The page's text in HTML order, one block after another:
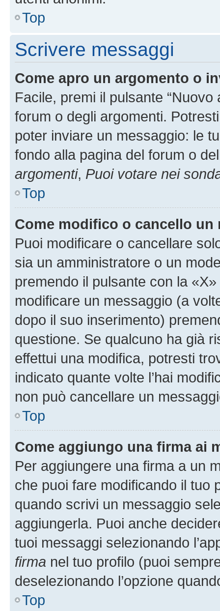
Top
Scrivere messaggi
Come apro un argomento o
Facile, premi il pulsante
forum o degli argomenti.
poter inviare un messaggio: le
fondo alla pagina del forum o
argomenti, Puoi votare nei
Top
Come modifico o cancello un
Puoi modificare o cancellare
sia un amministratore o un
premendo il pulsante con la
modificare un messaggio (a
dopo il suo inserimento)
questione. Se qualcuno ha già
effettui una modifica, potresti
indicato quante volte l’hai
non può cancellare un
Top
Come aggiungo una firma ai
Per aggiungere una firma a un
che puoi fare modificando il tuo
quando scrivi un messaggio
aggiungerla. Puoi anche
tuoi messaggi selezionando
firma nel tuo profilo (puoi
deselezionando l’opzione
Top